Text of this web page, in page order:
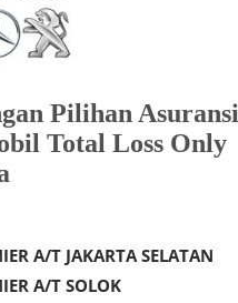
Pilihan Asuransi
Total Loss Only
A/T JAKARTA SELATAN
A/T SOLOK